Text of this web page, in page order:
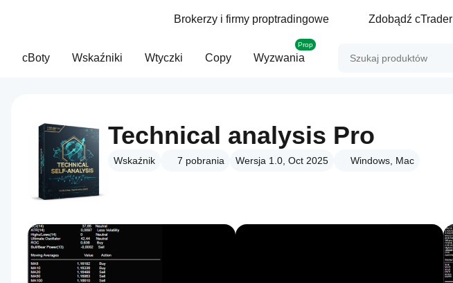
Brokerzy i firmy proptradingowe Zdobądź cTrader
cBoty Wskaźniki Wtyczki Copy Wyzwania
Prop
Technical analysis Pro
Wskaźnik 7 pobrania Wersja 1.0, Oct 2025 Windows, Mac